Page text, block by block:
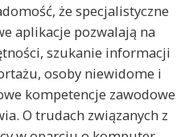
że specjalistyczne
aplikacje pozwalają na
szukanie informacji
osoby niewidome i
kompetencje zawodowe
O trudach związanych z